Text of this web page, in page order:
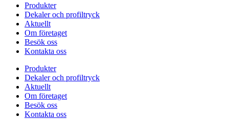
Produkter
Dekaler och profiltryck
Aktuellt
Om företaget
Besök oss
Kontakta oss
Produkter
Dekaler och profiltryck
Aktuellt
Om företaget
Besök oss
Kontakta oss